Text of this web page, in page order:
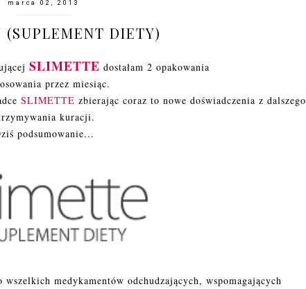
marca 02, 2013
(SUPLEMENT DIETY)
SLIMETTE dostałam 2 opakowania
przez miesiąc.
SLIMETTE zbierając coraz to nowe doświadczenia z dalszego
kuracji.
podsumowanie...
medykamentów odchudzających, wspomagających